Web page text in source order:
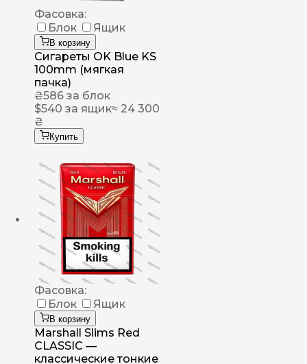
Фасовка:
Блок
Ящик
В корзину
Сигареты OK Blue KS
100mm (мягкая
пачка)
₴586 за блок
$540 за ящик≈ 24 300
₴
Купить
Фасовка:
Блок
Ящик
В корзину
Marshall Slims Red
CLASSIC —
классические тонкие